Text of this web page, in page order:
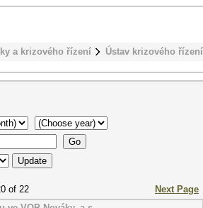
a krizového řízení Ústav krizového řízení
of 22
Next Page